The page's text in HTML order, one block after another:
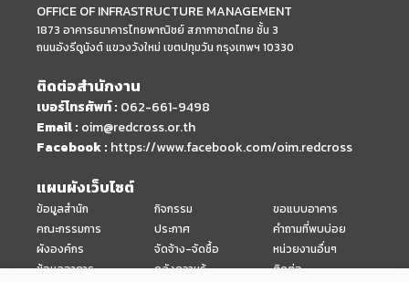
OFFICE OF INFRASTRUCTURE MANAGEMENT
1873 อาคารธนาคารไทยพาณิชย์ สภากาชาดไทย ชั้น 3
ถนนอังรีดูนังต์ แขวงวังใหม่ เขตปทุมวัน กรุงเทพฯ 10330
ติดต่อสำนักงาน
เบอร์โทรศัพท์ : 062-661-9498
Email : oim@redcross.or.th
Facebook : https://www.facebook.com/oim.redcross
แผนผังเว็บไซต์
ข้อมูลสำนัก
คณะกรรมการ
ผังองค์กร
ข้อมูลอาคาร
กิจกรรม
ประกาศ
จัดจ้าง-จัดซื้อ
คลังความรู้
ขอแบบอาคาร
คำถามที่พบบ่อย
หน่วยงานอื่นๆ
ติดต่อ